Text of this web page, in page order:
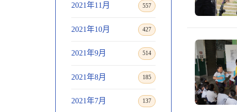
2021年11月 557
2021年10月 427
2021年9月 514
2021年8月 185
2021年7月 137